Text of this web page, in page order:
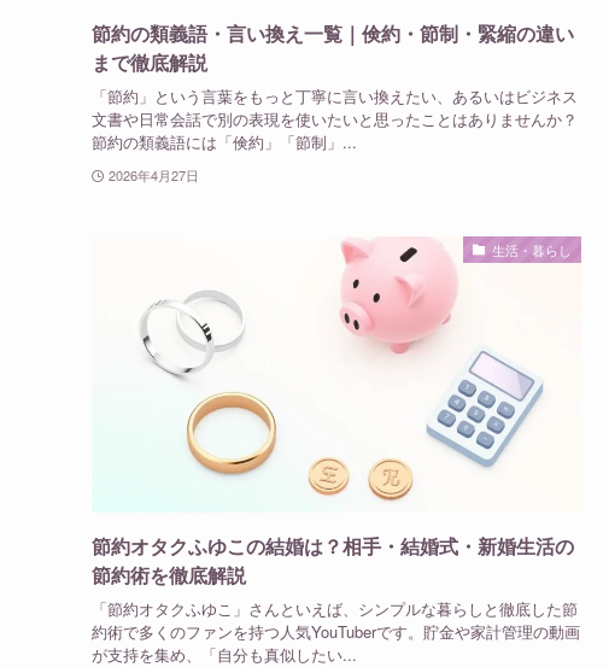
節約の類義語・言い換え一覧｜倹約・節制・緊縮の違い
まで徹底解説
「節約」という言葉をもっと丁寧に言い換えたい、あるいはビジネス
文書や日常会話で別の表現を使いたいと思ったことはありませんか？
節約の類義語には「倹約」「節制」...
2026年4月27日
生活・暮らし
節約オタクふゆこの結婚は？相手・結婚式・新婚生活の
節約術を徹底解説
「節約オタクふゆこ」さんといえば、シンプルな暮らしと徹底した節
約術で多くのファンを持つ人気YouTuberです。貯金や家計管理の動画
が支持を集め、「自分も真似したい...